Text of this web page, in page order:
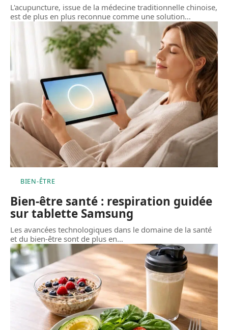
L'acupuncture, issue de la médecine traditionnelle chinoise,
est de plus en plus reconnue comme une solution…
BIEN-ÊTRE
Bien-être santé : respiration guidée
sur tablette Samsung
Les avancées technologiques dans le domaine de la santé
et du bien-être sont de plus en…